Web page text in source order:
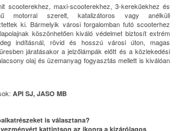
scooterekhez, maxi-scooterekhez, 3-kerekűekhez és
motorral szerelt, katalizátoros vagy anélküli
ki. Bármelyik városi forgalomban futó scooterhez
köszönhetően kiváló védelmet biztosít extrém
indításnál, rövid és hosszú városi úton, magas
járatásakor a jelzőlámpák előtt és a közlekedési
olaj és üzemanyag fogyasztás mellett is kiválóan
API SJ, JASO MB
is választana?
kattintson az ikonra a kizárólagos